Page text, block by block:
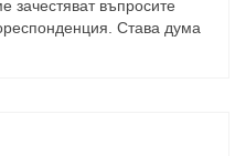
зачестяват въпросите
Става дума